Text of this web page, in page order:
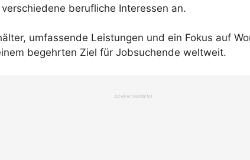
berufliche Interessen an.
umfassende Leistungen und ein Fokus auf
begehrten Ziel für Jobsuchende weltweit.
ADVERTISEMENT